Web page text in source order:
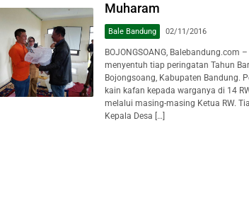
Muharam
Bale Bandung 02/11/2016
BOJONGSOANG,
menyentuh tiap peringatan Tahun
Bojongsoang, Kabupaten Bandung.
kain kafan kepada warganya di 14
melalui masing-masing Ketua RW.
Kepala Desa […]